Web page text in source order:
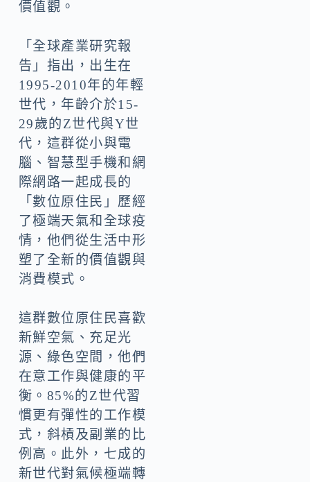
價值觀。
「全球產業研究報
告」指出，出生在
1995-2010年的年輕
世代，年齡介於15-
29歲的Z世代與Y世
代，這群從小與電
腦、智慧型手機和網
際網路一起成長的
「數位原住民」歷經
了極端天氣和全球疫
情，他們從生活中形
塑了全新的價值觀與
消費模式。
這群數位原住民喜歡
新鮮空氣、充足光
源、綠色空間，他們
在意工作與健康的平
衡。85%的Z世代習
慣更有彈性的工作模
式，斜槓及副業的比
例高。此外，七成的
新世代對氣候極端轉